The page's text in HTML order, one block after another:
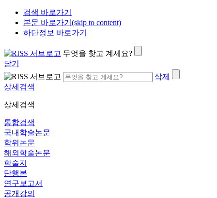
검색 바로가기
본문 바로가기(skip to content)
하단정보 바로가기
무엇을 찾고 계세요?
닫기
삭제
상세검색
상세검색
통합검색
국내학술논문
학위논문
해외학술논문
학술지
단행본
연구보고서
공개강의